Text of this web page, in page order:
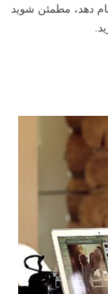
دهد، مطمئن شوید